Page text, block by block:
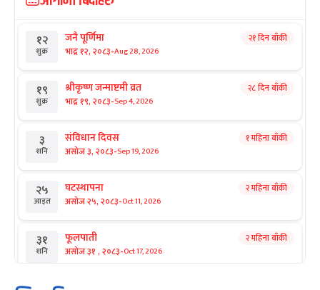
१२
शुक्र
जनै पूर्णिमा
भाद्र १२, २०८३-Aug 28, 2026
२१ दिन बाँकी
१९
शुक्र
श्रीकृष्ण जन्माष्टमी व्रत
भाद्र १९, २०८३-Sep 4, 2026
२८ दिन बाँकी
३
शनि
संविधान दिवस
असोज ३, २०८३-Sep 19, 2026
१ महिना बाँकी
२५
आइत
घटस्थापना
असोज २५, २०८३-Oct 11, 2026
२ महिना बाँकी
३१
शनि
फूलपाती
असोज ३१ , २०८३-Oct 17, 2026
२ महिना बाँकी